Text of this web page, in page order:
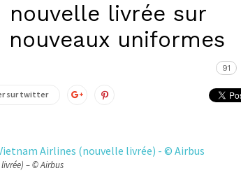
nouvelle livrée sur
nouveaux uniformes
91
sur twitter
livrée) – © Airbus